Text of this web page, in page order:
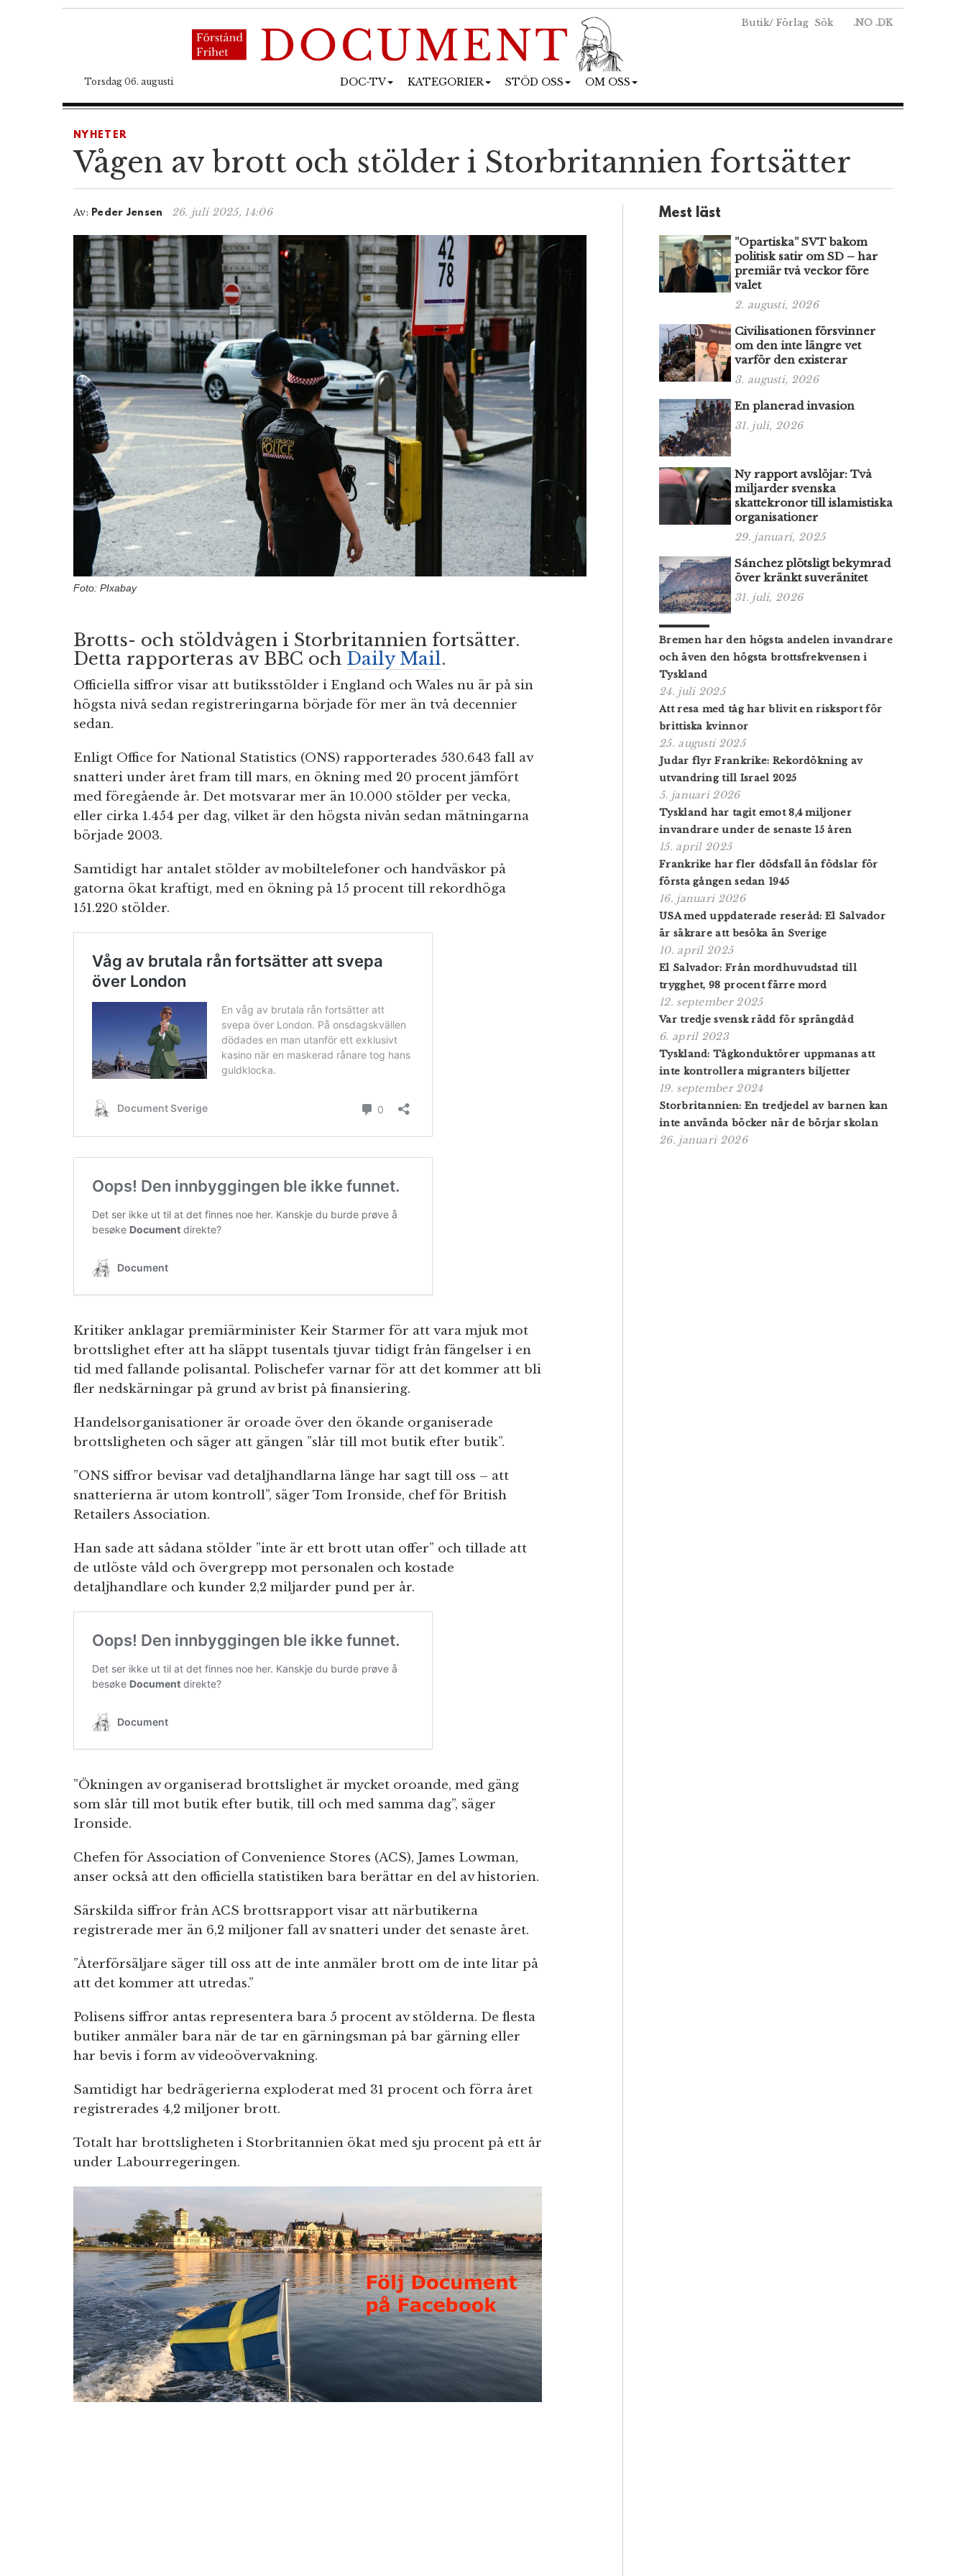
Butik/ Förlag Sök .NO .DK
Torsdag 06. augusti DOC-TV KATEGORIER STÖD OSS OM OSS
NYHETER
Vågen av brott och stölder i Storbritannien fortsätter
Av: Peder Jensen 26. juli 2025, 14:06
Foto: PIxabay
Brotts- och stöldvågen i Storbritannien fortsätter.
Detta rapporteras av BBC och Daily Mail.
Officiella siffror visar att butiksstölder i England och Wales nu är på sin
högsta nivå sedan registreringarna började för mer än två decennier
sedan.
Enligt Office for National Statistics (ONS) rapporterades 530.643 fall av
snatteri under året fram till mars, en ökning med 20 procent jämfört
med föregående år. Det motsvarar mer än 10.000 stölder per vecka,
eller cirka 1.454 per dag, vilket är den högsta nivån sedan mätningarna
började 2003.
Samtidigt har antalet stölder av mobiltelefoner och handväskor på
gatorna ökat kraftigt, med en ökning på 15 procent till rekordhöga
151.220 stölder.
Kritiker anklagar premiärminister Keir Starmer för att vara mjuk mot
brottslighet efter att ha släppt tusentals tjuvar tidigt från fängelser i en
tid med fallande polisantal. Polischefer varnar för att det kommer att bli
fler nedskärningar på grund av brist på finansiering.
Handelsorganisationer är oroade över den ökande organiserade
brottsligheten och säger att gängen ”slår till mot butik efter butik”.
”ONS siffror bevisar vad detaljhandlarna länge har sagt till oss – att
snatterierna är utom kontroll”, säger Tom Ironside, chef för British
Retailers Association.
Han sade att sådana stölder ”inte är ett brott utan offer” och tillade att
de utlöste våld och övergrepp mot personalen och kostade
detaljhandlare och kunder 2,2 miljarder pund per år.
”Ökningen av organiserad brottslighet är mycket oroande, med gäng
som slår till mot butik efter butik, till och med samma dag”, säger
Ironside.
Chefen för Association of Convenience Stores (ACS), James Lowman,
anser också att den officiella statistiken bara berättar en del av historien.
Särskilda siffror från ACS brottsrapport visar att närbutikerna
registrerade mer än 6,2 miljoner fall av snatteri under det senaste året.
”Återförsäljare säger till oss att de inte anmäler brott om de inte litar på
att det kommer att utredas.”
Polisens siffror antas representera bara 5 procent av stölderna. De flesta
butiker anmäler bara när de tar en gärningsman på bar gärning eller
har bevis i form av videoövervakning.
Samtidigt har bedrägerierna exploderat med 31 procent och förra året
registrerades 4,2 miljoner brott.
Totalt har brottsligheten i Storbritannien ökat med sju procent på ett år
under Labourregeringen.
Mest läst
”Opartiska” SVT bakom
politisk satir om SD – har
premiär två veckor före
valet
2. augusti, 2026
Civilisationen försvinner
om den inte längre vet
varför den existerar
3. augusti, 2026
En planerad invasion
31. juli, 2026
Ny rapport avslöjar: Två
miljarder svenska
skattekronor till islamistiska
organisationer
29. januari, 2025
Sánchez plötsligt bekymrad
över kränkt suveränitet
31. juli, 2026
Bremen har den högsta andelen invandrare
och även den högsta brottsfrekvensen i
Tyskland
24. juli 2025
Att resa med tåg har blivit en risksport för
brittiska kvinnor
25. augusti 2025
Judar flyr Frankrike: Rekordökning av
utvandring till Israel 2025
5. januari 2026
Tyskland har tagit emot 8,4 miljoner
invandrare under de senaste 15 åren
15. april 2025
Frankrike har fler dödsfall än födslar för
första gången sedan 1945
16. januari 2026
USA med uppdaterade reseråd: El Salvador
är säkrare att besöka än Sverige
10. april 2025
El Salvador: Från mordhuvudstad till
trygghet, 98 procent färre mord
12. september 2025
Var tredje svensk rädd för sprängdåd
6. april 2023
Tyskland: Tågkonduktörer uppmanas att
inte kontrollera migranters biljetter
19. september 2024
Storbritannien: En tredjedel av barnen kan
inte använda böcker när de börjar skolan
26. januari 2026